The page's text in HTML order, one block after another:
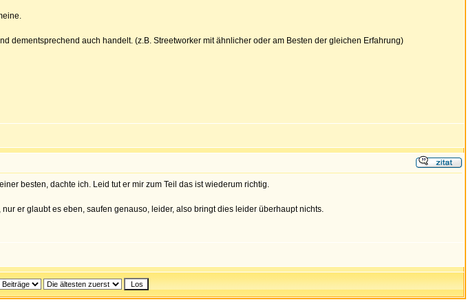
dementsprechend auch handelt. (z.B. Streetworker mit ähnlicher oder am Besten der gleichen Erfahrung)
besten, dachte ich. Leid tut er mir zum Teil das ist wiederum richtig.
er glaubt es eben, saufen genauso, leider, also bringt dies leider überhaupt nichts.